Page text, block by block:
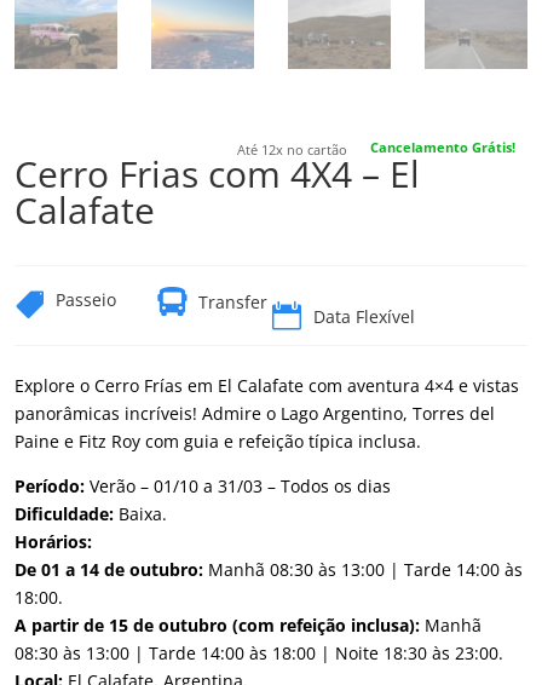
Até 12x no cartão Cancelamento Grátis!
Cerro Frias com 4X4 – El
Calafate
 Passeio  Transfer  Data Flexível
Explore o Cerro Frías em El Calafate com aventura 4×4 e vistas
panorâmicas incríveis! Admire o Lago Argentino, Torres del
Paine e Fitz Roy com guia e refeição típica inclusa.
Período: Verão – 01/10 a 31/03 – Todos os dias
Dificuldade: Baixa.
Horários:
De 01 a 14 de outubro: Manhã 08:30 às 13:00 | Tarde 14:00 às
18:00.
A partir de 15 de outubro (com refeição inclusa): Manhã
08:30 às 13:00 | Tarde 14:00 às 18:00 | Noite 18:30 às 23:00.
Local: El Calafate, Argentina.